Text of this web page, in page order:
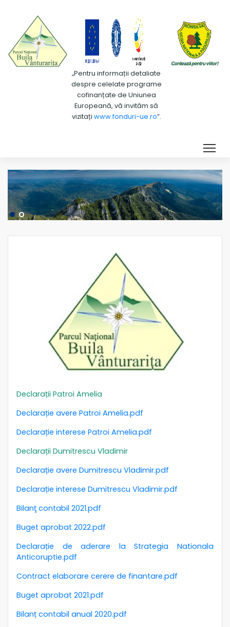
„Pentru informații detaliate
despre celelate programe
cofinanțate de Uniunea
Europeană, vă invităm să
vizitați www.fonduri-ue.ro”.
Declarații Patroi Amelia
Declarație avere Patroi Amelia.pdf
Declarație interese Patroi Amelia.pdf
Declarații Dumitrescu Vladimir
Declarație avere Dumitrescu Vladimir.pdf
Declarație interese Dumitrescu Vladimir.pdf
Bilanţ contabil 2021.pdf
Buget aprobat 2022.pdf
Declarație de aderare la Strategia Nationala
Anticoruptie.pdf
Contract elaborare cerere de finantare.pdf
Buget aprobat 2021.pdf
Bilanț contabil anual 2020.pdf